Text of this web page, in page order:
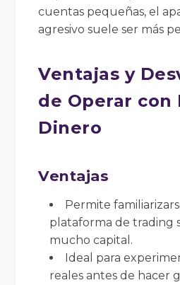
cuentas pequeñas, el
agresivo suele ser más
Ventajas y
de Operar con
Dinero
Ventajas
Permite
plataforma de trading
mucho capital.
Ideal para
reales antes de hacer